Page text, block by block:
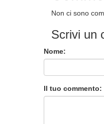
Non ci sono
Scrivi un
Nome:
Il tuo commento: